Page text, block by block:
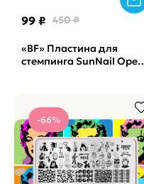
99 ₽ 450 ₽
«BF» Пластина для
стемпинга SunNail Open
-66%